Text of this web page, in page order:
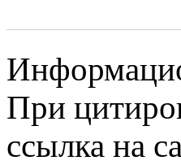
При
ссылка на